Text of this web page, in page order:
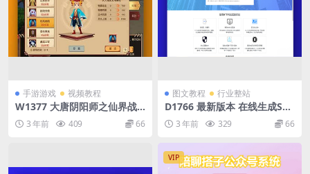
手游游戏 视频教程
W1377 大唐阴阳师之仙界战
纪_经典Q萌角色扮演冒险类闯
关手游_Linux服务端_通用视
频架设教程_破解不限IP位数_
3 年前 409 66
图文教程 行业整站
D1766 最新版本 在线生成SSL
证书源码 后台对接ssl证书api
接口3 年前 329 66
VIP